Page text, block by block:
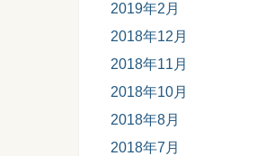
2019年2月
2018年12月
2018年11月
2018年10月
2018年8月
2018年7月